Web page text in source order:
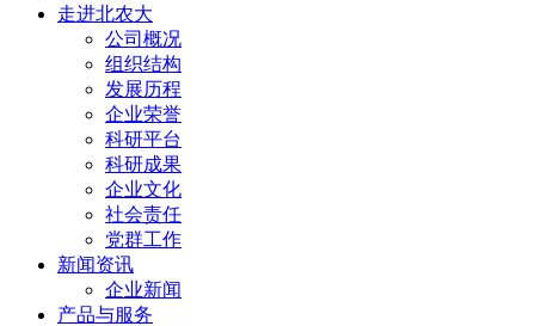
走进北农大
公司概况
组织结构
发展历程
企业荣誉
科研平台
科研成果
企业文化
社会责任
党群工作
新闻资讯
企业新闻
产品与服务